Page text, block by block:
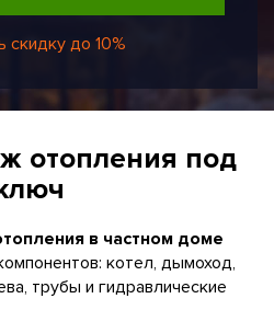
скидку до 10%
отопления под
в частном доме
котел, дымоход,
трубы и гидравлические